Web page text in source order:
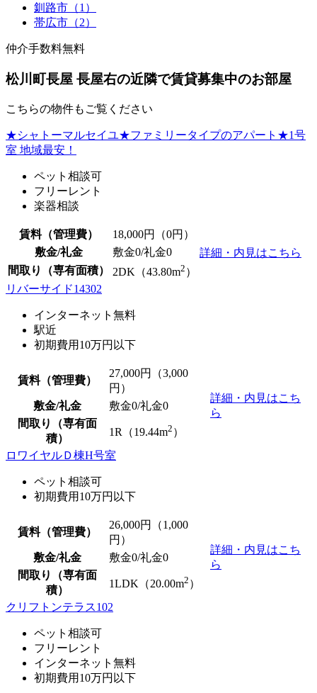
釧路市（1）
帯広市（2）
仲介手数料無料
松川町長屋 長屋右の近隣で賃貸募集中のお部屋
こちらの物件もご覧ください
★シャトーマルセイユ★ファミリータイプのアパート★1号
室 地域最安！
ペット相談可
フリーレント
楽器相談
賃料（管理費） 18,000円（0円）
詳細・内見はこちら
敷金/礼金 敷金0/礼金0
間取り（専有面積）
2DK（43.80m2 ）
リバーサイド14302
インターネット無料
駅近
初期費用10万円以下
賃料（管理費）
27,000円（3,000
円）
詳細・内見はこち
ら
敷金/礼金 敷金0/礼金0
間取り（専有面
積）
1R（19.44m2 ）
ロワイヤルＤ棟H号室
ペット相談可
初期費用10万円以下
賃料（管理費）
26,000円（1,000
円）
詳細・内見はこち
ら
敷金/礼金 敷金0/礼金0
間取り（専有面
積）
1LDK（20.00m2 ）
クリフトンテラス102
ペット相談可
フリーレント
インターネット無料
初期費用10万円以下